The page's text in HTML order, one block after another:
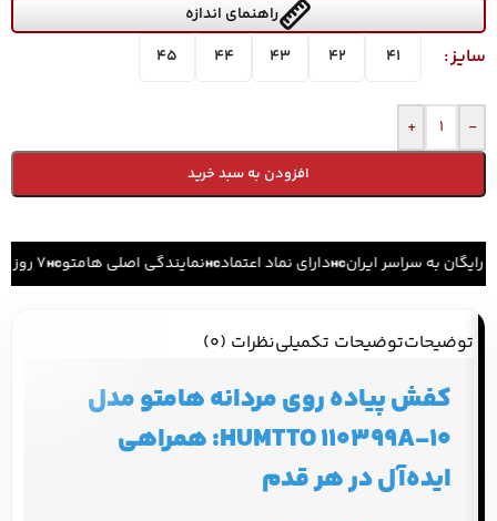
راهنمای اندازه
سایز 41
42
43
44
45
-
+
افزودن به سبد خرید
رایگان به سراسر ایران دارای نماد اعتماد نمایندگی اصلی هامتو ۷ روز ضمانت بازگشت کالا
توضیحاتتوضیحات تکمیلینظرات (0)
کفش پیاده روی مردانه هامتو مدل
HUMTTO 110399A-10: همراهی
ایده‌آل در هر قدم